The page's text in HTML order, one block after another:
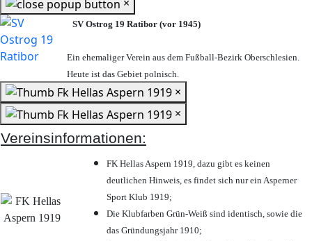
SV Ostrog 19 Ratibor (vor 1945)
Ein ehemaliger Verein aus dem Fußball-Bezirk Oberschlesien.
Heute ist das Gebiet polnisch.
×
×
Vereinsinformationen:
FK Hellas Aspern 1919, dazu gibt es keinen
deutlichen Hinweis, es findet sich nur ein Asperner
Sport Klub 1919;
Die Klubfarben Grün-Weiß sind identisch, sowie die
das Gründungsjahr 1910;